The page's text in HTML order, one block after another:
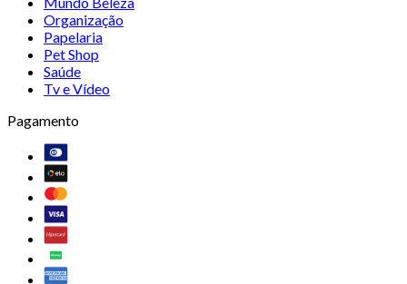
Organização
Papelaria
Pet Shop
Saúde
Tv e Vídeo
Pagamento